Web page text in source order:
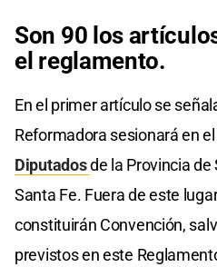
Son 90 los
el reglamento.
En el primer artículo se
Reformadora sesionará en
Diputadosde la Provincia de
Santa Fe. Fuera de este
constituirán Convención,
previstos en este